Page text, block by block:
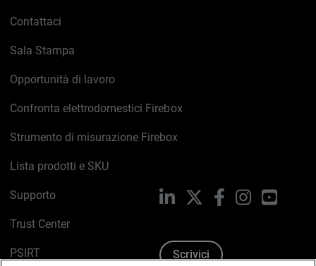
Contattaci
Sala Stampa
Opportunità di lavoro
Confronta elettrodomestici Firebox
Strumento di misurazione Firebox
Lista prodotti e SKU
Supporto
Trust Center
PSIRT
LinkedIn FacebookInstagram
Scrivici